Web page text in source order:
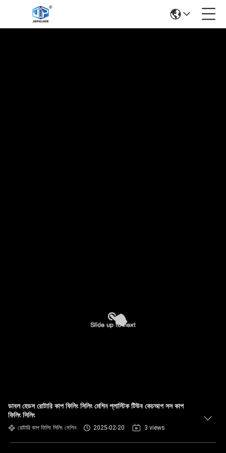
ডাবল হেডস রোটারি কাপ ফিলিং সিলিং মেশিন প্লাস্টিক টিউব কেচআপ সস কাপ
ফিলিং সিলিং
রোটারি কাপ ফিলিং সিলিং মেশিন 2025-02-20 3 views